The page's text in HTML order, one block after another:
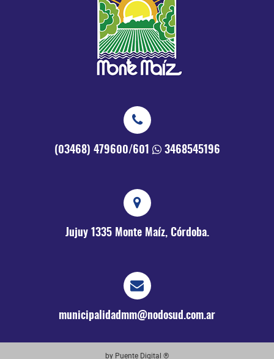
(03468) 479600/601 3468545196
Jujuy 1335 Monte Maíz, Córdoba.
municipalidadmm@nodosud.com.ar
by Puente Digital ®